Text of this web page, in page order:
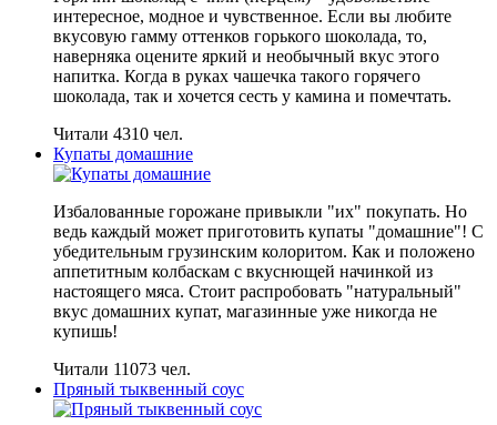
интересное, модное и чувственное. Если вы любите
вкусовую гамму оттенков горького шоколада, то,
наверняка оцените яркий и необычный вкус этого
напитка. Когда в руках чашечка такого горячего
шоколада, так и хочется сесть у камина и помечтать.
Читали 4310 чел.
Купаты домашние
Избалованные горожане привыкли "их" покупать. Но
ведь каждый может приготовить купаты "домашние"! С
убедительным грузинским колоритом. Как и положено
аппетитным колбаскам с вкуснющей начинкой из
настоящего мяса. Стоит распробовать "натуральный"
вкус домашних купат, магазинные уже никогда не
купишь!
Читали 11073 чел.
Пряный тыквенный соус